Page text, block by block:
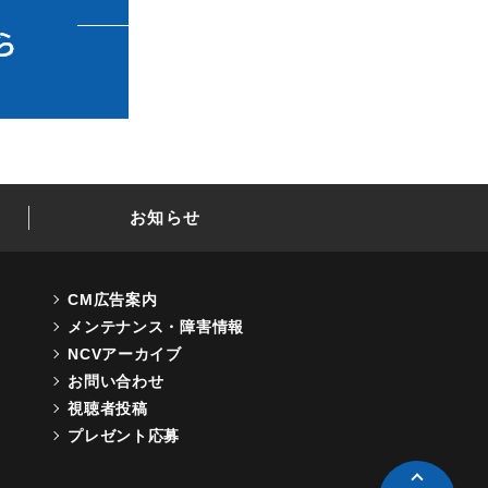
お知らせ
CM広告案内
メンテナンス・障害情報
NCVアーカイブ
お問い合わせ
視聴者投稿
プレゼント応募